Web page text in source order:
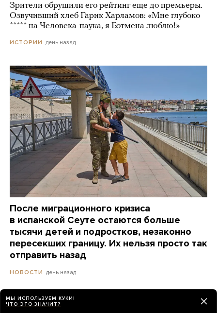
Зрители обрушили его рейтинг еще до премьеры.
Озвучивший хлеб Гарик Харламов: «Мне глубоко
***** на Человека-паука, я Бэтмена люблю!»
ИСТОРИИ день назад
После миграционного кризиса
в испанской Сеуте остаются больше
тысячи детей и подростков, незаконно
пересекших границу. Их нельзя просто так
отправить назад
НОВОСТИ день назад
Bloomberg: Путин начал давить
МЫ ИСПОЛЬЗУЕМ КУКИ!
ЧТО ЭТО ЗНАЧИТ?